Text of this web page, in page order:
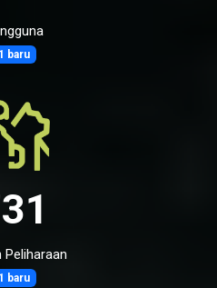
1 baru
Peliharaan
1 baru